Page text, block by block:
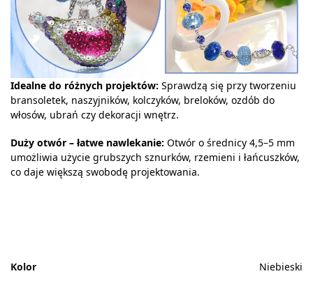
Idealne do różnych projektów: Sprawdzą się przy tworzeniu
bransoletek, naszyjników, kolczyków, breloków, ozdób do
włosów, ubrań czy dekoracji wnętrz.
Duży otwór – łatwe nawlekanie: Otwór o średnicy 4,5–5 mm
umożliwia użycie grubszych sznurków, rzemieni i łańcuszków,
co daje większą swobodę projektowania.
Kolor Niebieski